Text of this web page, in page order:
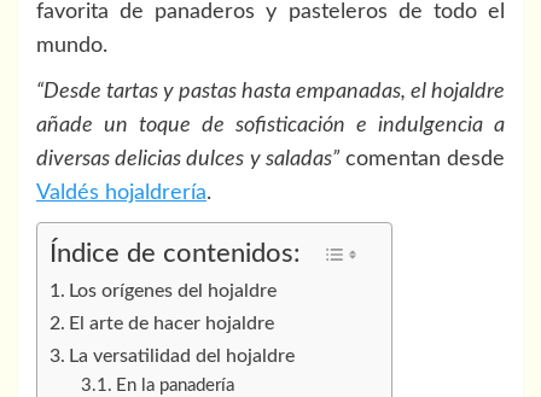
favorita de panaderos y pasteleros de todo el
mundo.
“Desde tartas y pastas hasta empanadas, el hojaldre
añade un toque de sofisticación e indulgencia a
diversas delicias dulces y saladas”comentan desde
Valdés hojaldrería.
Índice de contenidos:
Los orígenes del hojaldre
El arte de hacer hojaldre
La versatilidad del hojaldre
En la panadería